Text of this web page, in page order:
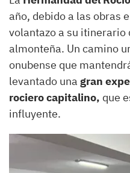
año, debido a las obras
volantazo a su itinerario
almonteña. Un camino
onubense que
levantado una gran
rociero capitalino, que
influyente.